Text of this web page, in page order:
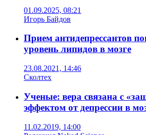
01.09.2025, 08:21
Игорь Байдов
Прием антидепрессантов
уровень липидов в мозге
23.08.2021, 14:46
Сколтех
Ученые: вера связана с
эффектом от депрессии в
11.02.2019, 14:00